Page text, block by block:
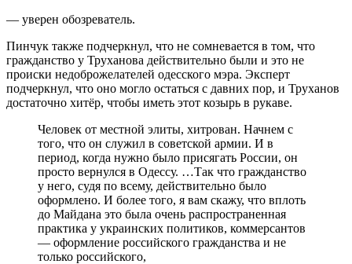
— уверен обозреватель.
Пинчук также подчеркнул, что не сомневается в том, что
гражданство у Труханова действительно были и это не
происки недоброжелателей одесского мэра. Эксперт
подчеркнул, что оно могло остаться с давних пор, и Труханов
достаточно хитёр, чтобы иметь этот козырь в рукаве.
Человек от местной элиты, хитрован. Начнем с
того, что он служил в советской армии. И в
период, когда нужно было присягать России, он
просто вернулся в Одессу. …Так что гражданство
у него, судя по всему, действительно было
оформлено. И более того, я вам скажу, что вплоть
до Майдана это была очень распространенная
практика у украинских политиков, коммерсантов
— оформление российского гражданства и не
только российского,